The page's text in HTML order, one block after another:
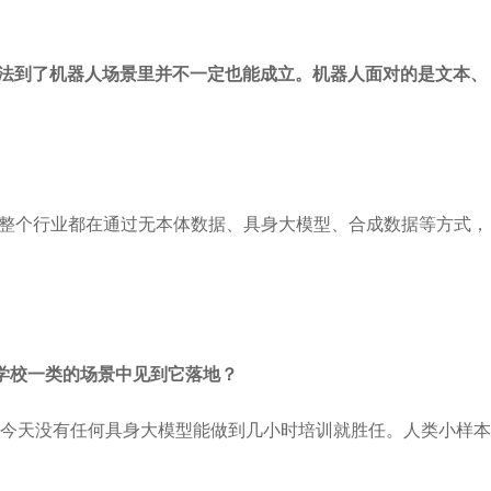
了机器人场景里并不一定也能成立。机器人面对的是文本、
行业都在通过无本体数据、具身大模型、合成数据等方式，
一类的场景中见到它落地？
天没有任何具身大模型能做到几小时培训就胜任。人类小样本